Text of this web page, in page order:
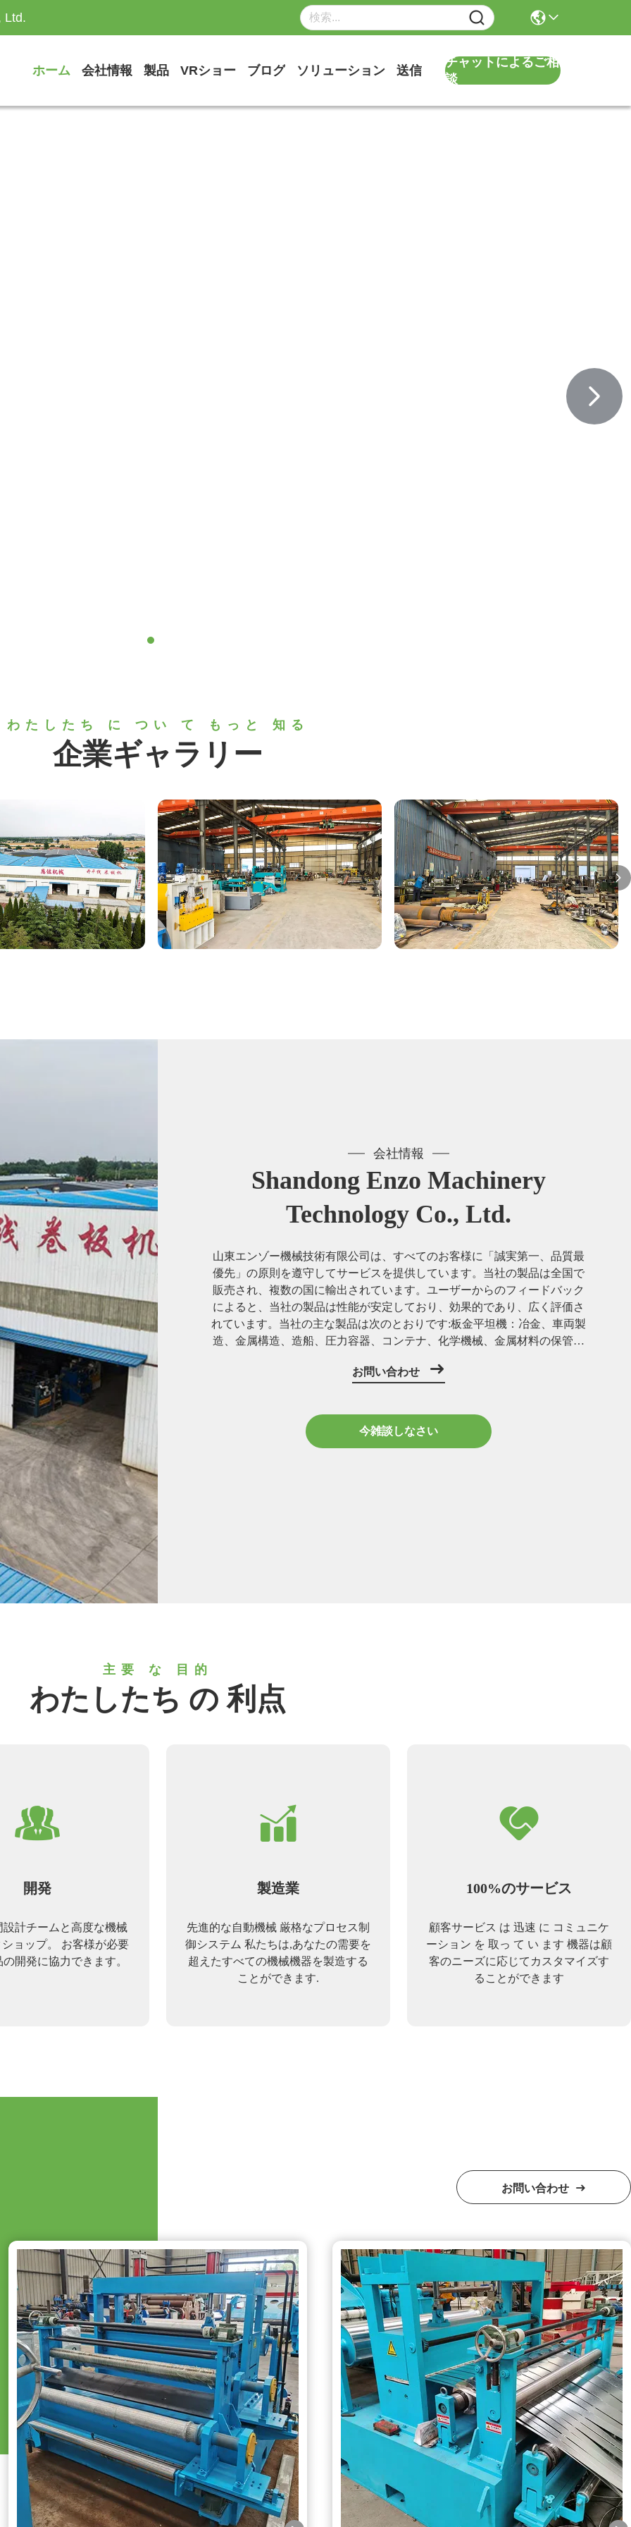
Ltd.
ホーム 会社情報 製品 VRショー ブログ ソリューション 送信
チャットによるご相
談
わたしたち に つい て もっと 知る
企業ギャラリー
会社情報
Shandong Enzo Machinery
Technology Co., Ltd.
山東エンゾー機械技術有限公司は、すべてのお客様に「誠実第一、品質最
優先」の原則を遵守してサービスを提供しています。当社の製品は全国で
販売され、複数の国に輸出されています。ユーザーからのフィードバック
によると、当社の製品は性能が安定しており、効果的であり、広く評価さ
れています。当社の主な製品は次のとおりです:板金平坦機：冶金、車両製
造、金属構造、造船、圧力容器、コンテナ、化学機械、金属材料の保管お
作られた板金部品、およびCNCフレーム、パンチング、レーザー切断によ
れ、コイルから金属シートをアンコイル、平坦化、長さに切断、および積
み重ねるために使用されます。冷間圧延および熱間圧延炭素鋼、シリコン
お問い合わせ
今雑談しなさい
主要 な 目的
わたしたち の 利点
開発
設計チームと高度な機械
ョップ。 お客様が必要
開発に協力できます。
製造業
先進的な自動機械 厳格なプロセス制
御システム 私たちは,あなたの需要を
超えたすべての機械機器を製造する
ことができます.
100%のサービス
顧客サービス は 迅速 に コミュニケ
ーション を 取っ て い ます 機器は顧
客のニーズに応じてカスタマイズす
ることができます
お問い合わせ